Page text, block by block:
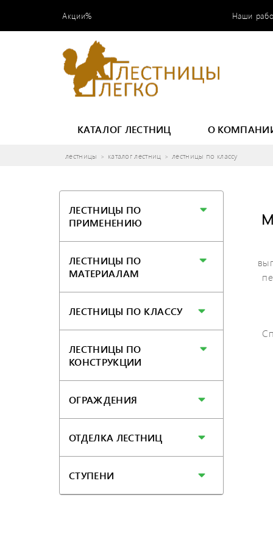
Акции% Наши
КАТАЛОГ ЛЕСТНИЦ О
лестницы каталог лестниц лестницы по классу
ЛЕСТНИЦЫ ПО
ПРИМЕНЕНИЮ
ЛЕСТНИЦЫ ПО
МАТЕРИАЛАМ
ЛЕСТНИЦЫ ПО КЛАССУ
ЛЕСТНИЦЫ ПО
КОНСТРУКЦИИ
ОГРАЖДЕНИЯ
ОТДЕЛКА ЛЕСТНИЦ
СТУПЕНИ